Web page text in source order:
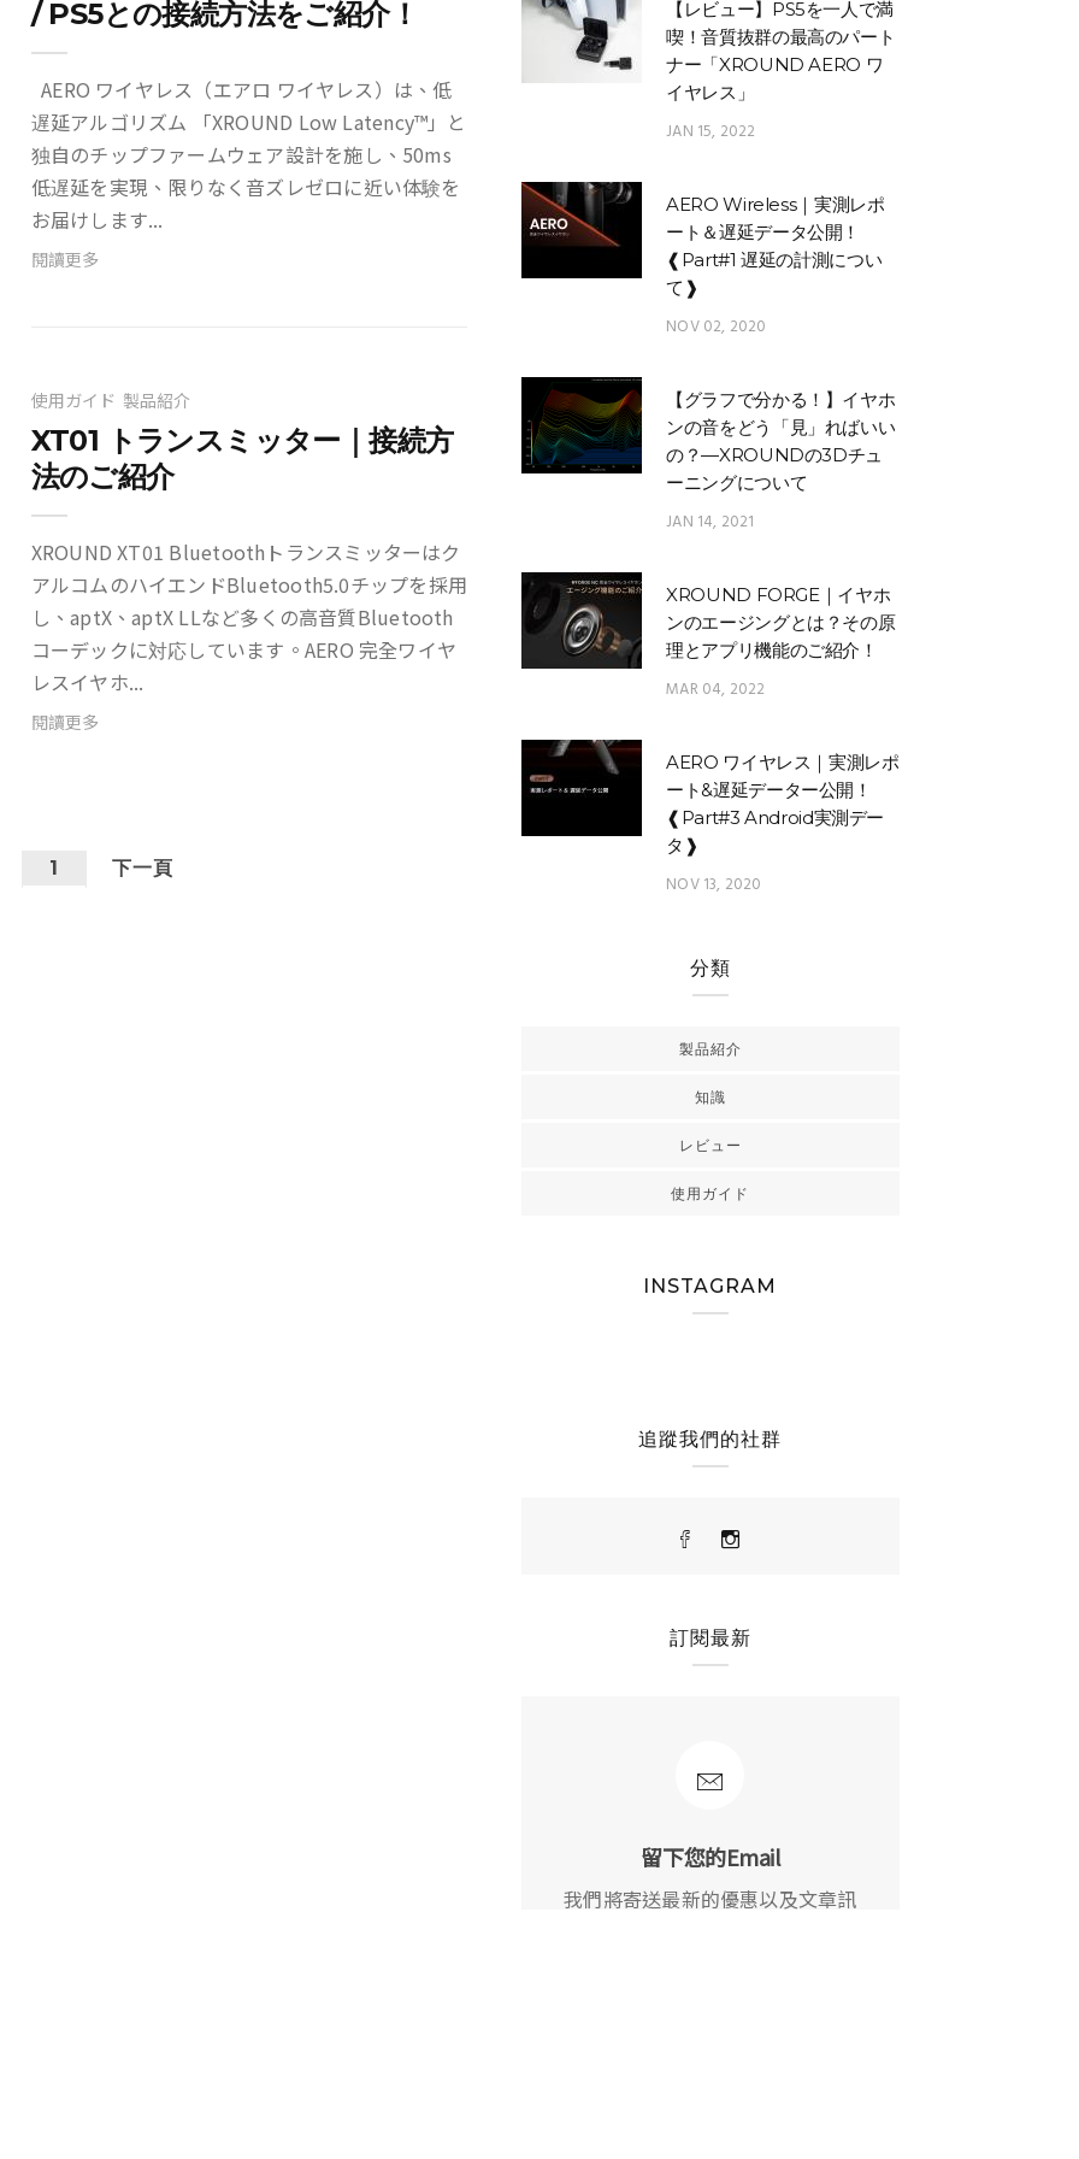
/ PS5との接続方法をご紹介！
AERO ワイヤレス（エアロ ワイヤレス）は、低
遅延アルゴリズム 「XROUND Low Latency™」と
独自のチップファームウェア設計を施し、50ms
低遅延を実現、限りなく音ズレゼロに近い体験を
お届けします...
閱讀更多
使用ガイド 製品紹介
XT01 トランスミッター｜接続方
法のご紹介
XROUND XT01 Bluetoothトランスミッターはク
アルコムのハイエンドBluetooth5.0チップを採用
し、aptX、aptX LLなど多くの高音質Bluetooth
コーデックに対応しています。AERO 完全ワイヤ
レスイヤホ...
閱讀更多
1 下一頁
【レビュー】PS5を一人で満
喫！音質抜群の最高のパート
ナー「XROUND AERO ワ
イヤレス」
JAN 15, 2022
AERO Wireless｜実測レポ
ート＆遅延データ公開！
❰Part#1 遅延の計測につい
て❱
NOV 02, 2020
【グラフで分かる！】イヤホ
ンの音をどう「見」ればいい
の？—XROUNDの3Dチュ
ーニングについて
JAN 14, 2021
XROUND FORGE｜イヤホ
ンのエージングとは？その原
理とアプリ機能のご紹介！
MAR 04, 2022
AERO ワイヤレス｜実測レポ
ート&遅延データー公開！
❰Part#3 Android実測デー
タ❱
NOV 13, 2020
分類
製品紹介
知識
レビュー
使用ガイド
INSTAGRAM
追蹤我們的社群
訂閱最新
留下您的Email
我們將寄送最新的優惠以及文章訊